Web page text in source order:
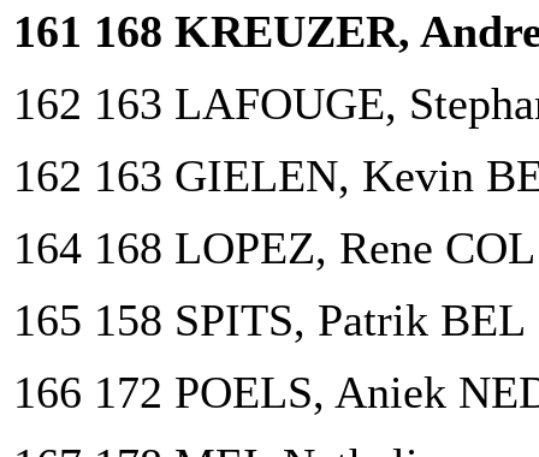
161 168 KREUZER,
162 163 LAFOUGE,
162 163 GIELEN, Kevin
164 168 LOPEZ, Rene
165 158 SPITS, Patrik BEL
166 172 POELS, Aniek